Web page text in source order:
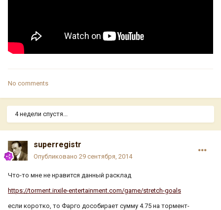
No comments
4 недели спустя...
superregistr
Опубликовано 29 сентября, 2014
Что-то мне не нравится данный расклад
https://torment.inxile-entertainment.com/game/stretch-goals
если коротко, то Фарго дособирает сумму 4.75 на тормент-